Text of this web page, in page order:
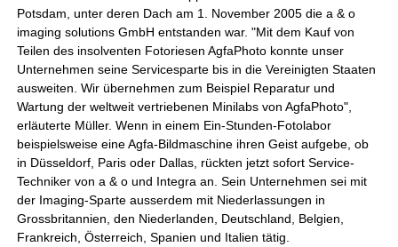
Potsdam, unter deren Dach am 1. November 2005 die a & o
imaging solutions GmbH entstanden war. "Mit dem Kauf von
Teilen des insolventen Fotoriesen AgfaPhoto konnte unser
Unternehmen seine Servicesparte bis in die Vereinigten Staaten
ausweiten. Wir übernehmen zum Beispiel Reparatur und
Wartung der weltweit vertriebenen Minilabs von AgfaPhoto",
erläuterte Müller. Wenn in einem Ein-Stunden-Fotolabor
beispielsweise eine Agfa-Bildmaschine ihren Geist aufgebe, ob
in Düsseldorf, Paris oder Dallas, rückten jetzt sofort Service-
Techniker von a & o und Integra an. Sein Unternehmen sei mit
der Imaging-Sparte ausserdem mit Niederlassungen in
Grossbritannien, den Niederlanden, Deutschland, Belgien,
Frankreich, Österreich, Spanien und Italien tätig.